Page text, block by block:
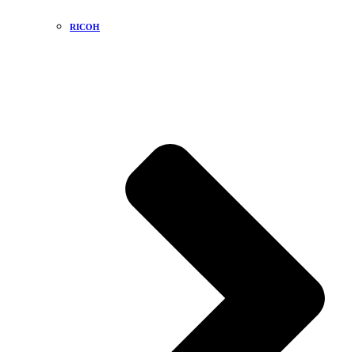
RICOH